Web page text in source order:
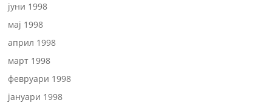
јуни 1998
мај 1998
април 1998
март 1998
февруари 1998
јануари 1998